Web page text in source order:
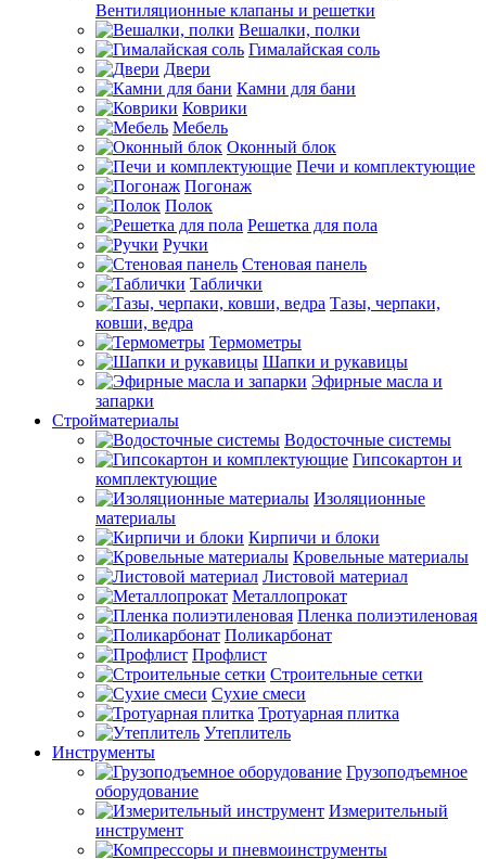
Вентиляционные клапаны и решетки
Вешалки, полки
Гималайская соль
Двери
Камни для бани
Коврики
Мебель
Оконный блок
Печи и комплектующие
Погонаж
Полок
Решетка для пола
Ручки
Стеновая панель
Таблички
Тазы, черпаки,
ковши, ведра
Термометры
Шапки и рукавицы
Эфирные масла и
запарки
Стройматериалы
Водосточные системы
Гипсокартон и
комплектующие
Изоляционные
материалы
Кирпичи и блоки
Кровельные материалы
Листовой материал
Металлопрокат
Пленка полиэтиленовая
Поликарбонат
Профлист
Строительные сетки
Сухие смеси
Тротуарная плитка
Утеплитель
Инструменты
Грузоподъемное
оборудование
Измерительный
инструмент